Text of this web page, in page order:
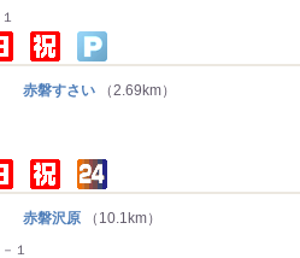
磐すさい （2.69km）
赤磐沢原 （10.1km）
１